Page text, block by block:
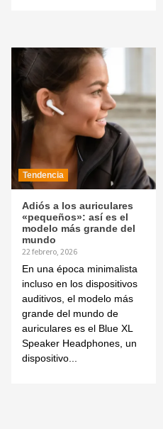
Tendencia
Adiós a los auriculares
«pequeños»: así es el
modelo más grande del
mundo
22 febrero, 2026
En una época minimalista
incluso en los dispositivos
auditivos, el modelo más
grande del mundo de
auriculares es el Blue XL
Speaker Headphones, un
dispositivo...